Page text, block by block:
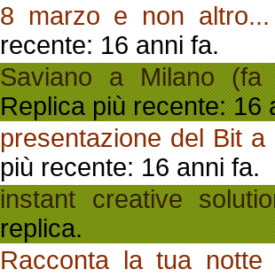
8 marzo e non altro...
recente: 16 anni fa.
Saviano a Milano (fa
Replica più recente: 16
presentazione del Bit a
più recente: 16 anni fa.
instant creative
replica.
Racconta la tua notte